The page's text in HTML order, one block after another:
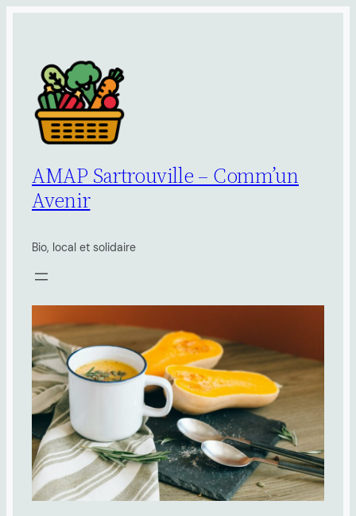
contenu
AMAP Sartrouville – Comm’un
Avenir
Bio, local et solidaire